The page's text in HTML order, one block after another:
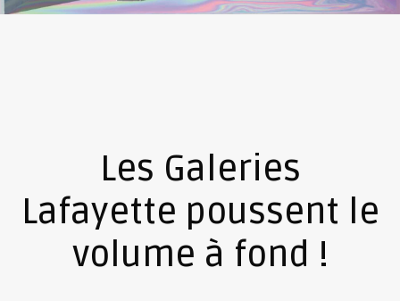
Les Galeries
Lafayette poussent le
volume à fond !